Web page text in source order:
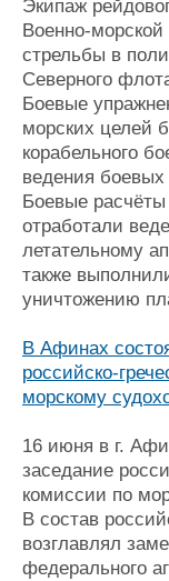
Экипаж
Военно-
стрельбы в
Северного
Боевые
морских целей
корабельного
ведения
Боевые расчёты
отработали
летательному
также
уничтожению
В Афинах
российско-
морскому
16 июня в г.
заседание
комиссии по
В состав
возглавлял
федерального